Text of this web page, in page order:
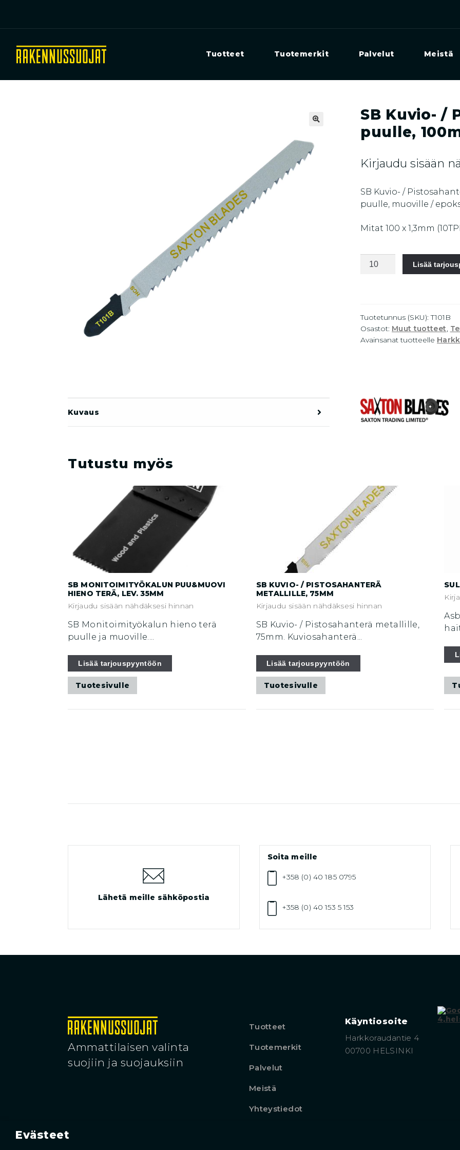
Tuotteet Tuotemerkit Palvelut Meistä
SB Kuvio- /
puulle,
Kirjaudu sisään
SB Kuvio- /
puulle, muoville /
Mitat 100 x 1,3mm
SB
100mm
määrä
Lisää
Tuotetunnus (SKU):T101B
Osastot: Muut tuotteet,
Avainsanat tuotteelle
Kuvaus
Tutustu myös
SB MONITOIMITYÖKALUN PUU&MUOVI
HIENO TERÄ, LEV. 35MM
Kirjaudu sisään nähdäksesi hinnan
SB Monitoimityökalun hieno terä
puulle ja muoville....
Lisää tarjouspyyntöön
Tuotesivulle
SB KUVIO- / PISTOSAHANTERÄ
METALLILLE, 75MM
Kirjaudu sisään nähdäksesi hinnan
SB Kuvio- / Pistosahanterä metallille,
75mm. Kuviosahanterä...
Lisää tarjouspyyntöön
Tuotesivulle
Lähetä meille sähköpostia
Soita meille
+358 (0) 40 185 0795
+358 (0) 40 153 5 153
Ammattilaisen valinta
suojiin ja suojauksiin
Tuotteet
Tuotemerkit
Palvelut
Meistä
Yhteystiedot
Käyntiosoite
Harkkoraudantie 4
00700 HELSINKI
Evästeet